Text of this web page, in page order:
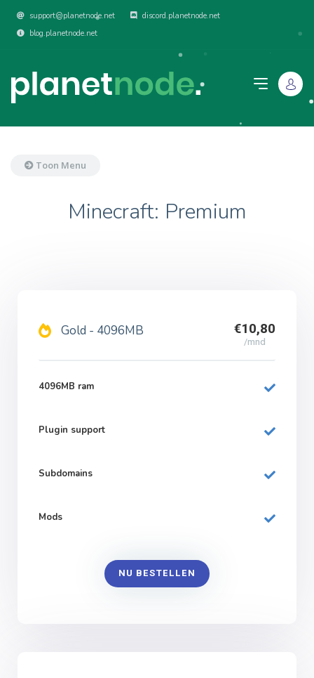
support@planetnode.net
discord.planetnode.net
blog.planetnode.net
Toon Menu
Minecraft: Premium
Gold - 4096MB €10,80
/mnd
4096MB ram
Plugin support
Subdomains
Mods
NU BESTELLEN